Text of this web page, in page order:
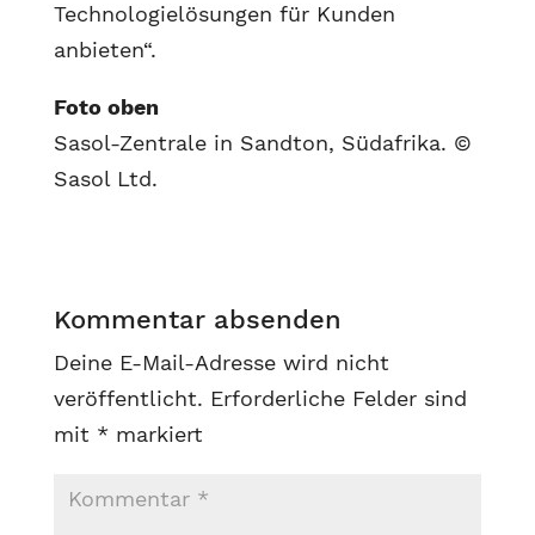
Technologielösungen für Kunden
anbieten“.
Foto oben
Sasol-Zentrale in Sandton, Südafrika. ©
Sasol Ltd.
Kommentar absenden
Deine E-Mail-Adresse wird nicht
veröffentlicht. Erforderliche Felder sind
mit * markiert